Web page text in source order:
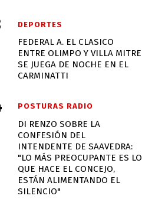
FEDERAL A. EL CLASICO
ENTRE OLIMPO Y VILLA MITRE
SE JUEGA DE NOCHE EN EL
CARMINATTI
DEPORTES
DI RENZO SOBRE LA
CONFESIÓN DEL
INTENDENTE DE SAAVEDRA:
"LO MÁS PREOCUPANTE ES LO
QUE HACE EL CONCEJO,
ESTÁN ALIMENTANDO EL
SILENCIO"
POSTURAS RADIO